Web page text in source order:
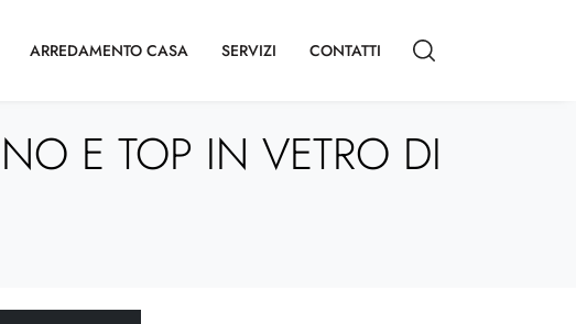
ARREDAMENTO CASA SERVIZI CONTATTI
E TOP IN VETRO DI